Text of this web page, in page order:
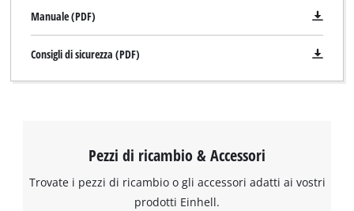
Manuale (PDF)
Consigli di sicurezza (PDF)
Pezzi di ricambio & Accessori
Trovate i pezzi di ricambio o gli accessori adatti ai vostri
prodotti Einhell.